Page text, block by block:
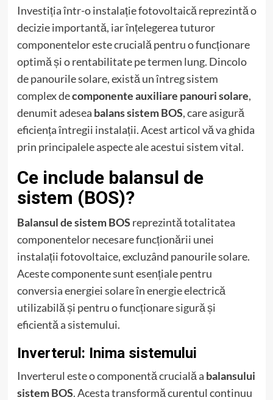
Investiția într-o instalație fotovoltaică reprezintă o
decizie importantă, iar înțelegerea tuturor
componentelor este crucială pentru o funcționare
optimă și o rentabilitate pe termen lung. Dincolo
de panourile solare, există un întreg sistem
complex decomponente auxiliare panouri solare,
denumit adesea balans sistem BOS, care asigură
eficiența întregii instalații. Acest articol vă va ghida
prin principalele aspecte ale acestui sistem vital.
Ce include balansul de
sistem (BOS)?
Balansul de sistem BOS reprezintă totalitatea
componentelor necesare funcționării unei
instalații fotovoltaice, excluzând panourile solare.
Aceste componente sunt esențiale pentru
conversia energiei solare în energie electrică
utilizabilă și pentru o funcționare sigură și
eficientă a sistemului.
Inverterul: Inima sistemului
Inverterul este o componentă crucială a balansului
sistem BOS. Acesta transformă curentul continuu